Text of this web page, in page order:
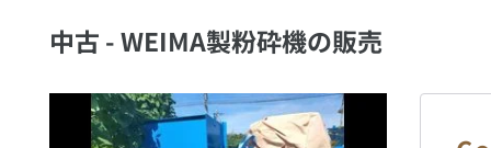
中古 - WEIMA製粉砕機の販売